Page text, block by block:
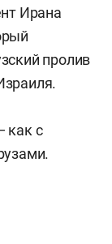
Ирана
пролив
как с